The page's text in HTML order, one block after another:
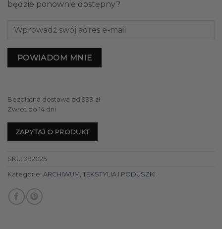
będzie ponownie dostępny?
POWIADOM MNIE
Bezpłatna dostawa od 999 zł
Zwrot do 14 dni
ZAPYTAJ O PRODUKT
SKU: 392025
Kategorie: ARCHIWUM, TEKSTYLIA I PODUSZKI